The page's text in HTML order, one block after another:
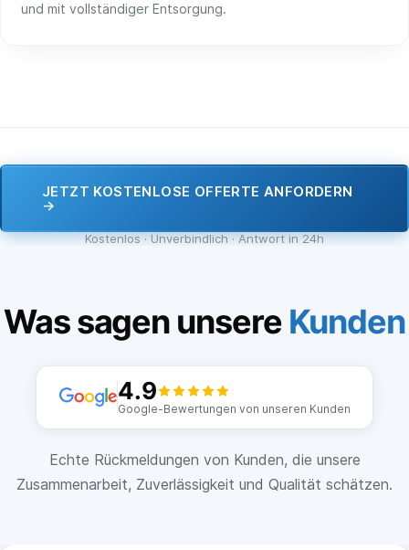
und mit vollständiger Entsorgung.
JETZT KOSTENLOSE OFFERTE ANFORDERN
→
Kostenlos · Unverbindlich · Antwort in 24h
Was sagen unsere Kunden
4.9
Google-Bewertungen von unseren Kunden
Echte Rückmeldungen von Kunden, die unsere
Zusammenarbeit, Zuverlässigkeit und Qualität schätzen.